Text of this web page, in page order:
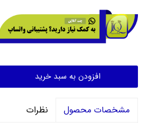
افزودن به سبد خرید
مشخصات محصول نظرات